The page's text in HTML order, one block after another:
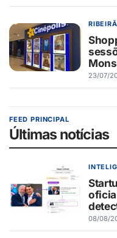
23/07/
FEED PRINCIPAL
Últimas notícias
08/08/